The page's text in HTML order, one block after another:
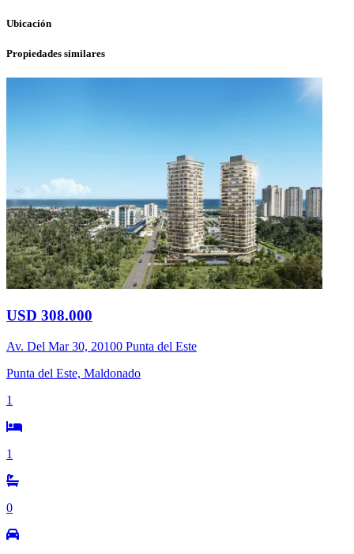
Ubicación
Propiedades similares
USD 308.000
Av. Del Mar 30, 20100 Punta del Este
Punta del Este, Maldonado
1
1
0